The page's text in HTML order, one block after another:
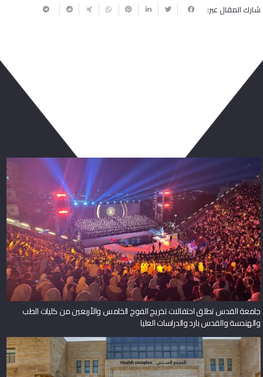
شارك المقال عبر:
جامعة القدس تطلق احتفالات تخريج الفوج الخامس والأربعين من كليات الطب
والهندسة والقدس بارد والدراسات العليا